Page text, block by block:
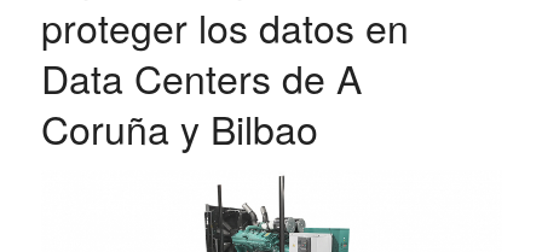
proteger los datos en
Data Centers de A
Coruña y Bilbao